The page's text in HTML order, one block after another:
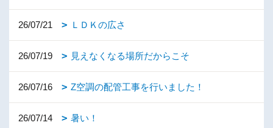
26/07/21 ＬＤＫの広さ
26/07/19 見えなくなる場所だからこそ
26/07/16 Z空調の配管工事を行いました！
26/07/14 暑い！